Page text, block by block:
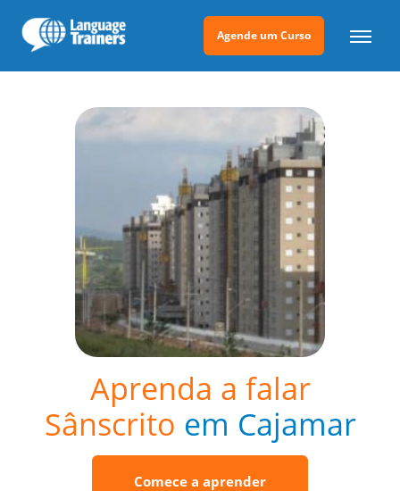
Agende um Curso
Aprenda a falar
Sânscrito em Cajamar
Comece a aprender